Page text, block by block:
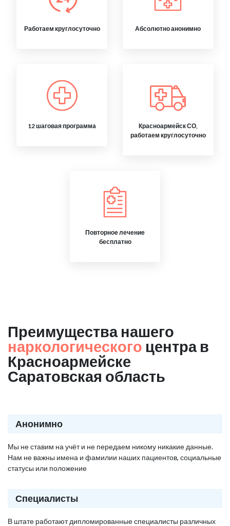
Работаем круглосуточно Абсолютно анонимно
12 шаговая программа
Красноармейск СО,
работаем круглосуточно
Повторное лечение
бесплатно
Преимущества нашего
наркологического центра в
Красноармейске
Саратовская область
Анонимно
Мы не ставим на учёт и не передаем никому никакие данные.
Нам не важны имена и фамилии наших пациентов, социальные
статусы или положение
Специалисты
В штате работают дипломированные специалисты различных